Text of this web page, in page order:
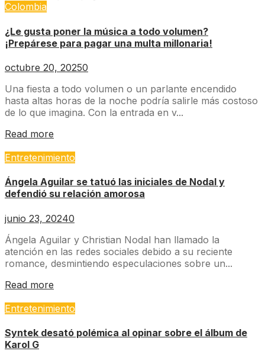
Colombia
¿Le gusta poner la música a todo volumen?
¡Prepárese para pagar una multa millonaria!
octubre 20, 20250
Una fiesta a todo volumen o un parlante encendido
hasta altas horas de la noche podría salirle más costoso
de lo que imagina. Con la entrada en v...
Read more
Entretenimiento
Ángela Aguilar se tatuó las iniciales de Nodal y
defendió su relación amorosa
junio 23, 20240
Ángela Aguilar y Christian Nodal han llamado la
atención en las redes sociales debido a su reciente
romance, desmintiendo especulaciones sobre un...
Read more
Entretenimiento
Syntek desató polémica al opinar sobre el álbum de
Karol G